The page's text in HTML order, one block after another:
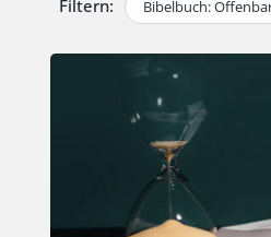
Filtern: Bibelbuch: